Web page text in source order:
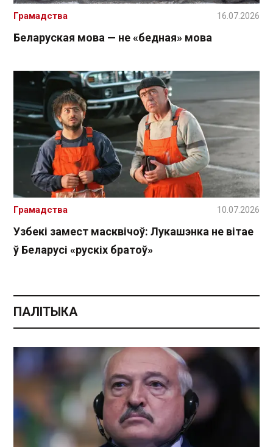
Беларуская мова — не «бедная» мова
Грамадства 16.07.2026
Узбекі замест масквічоў: Лукашэнка не вітае
ў Беларусі «рускіх братоў»
Грамадства 10.07.2026
ПАЛІТЫКА